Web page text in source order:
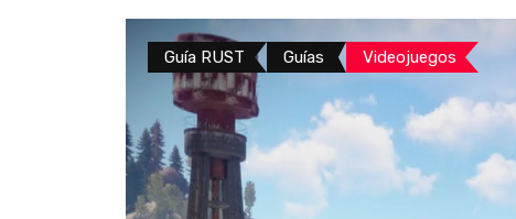
Guía RUST Guías Videojuegos